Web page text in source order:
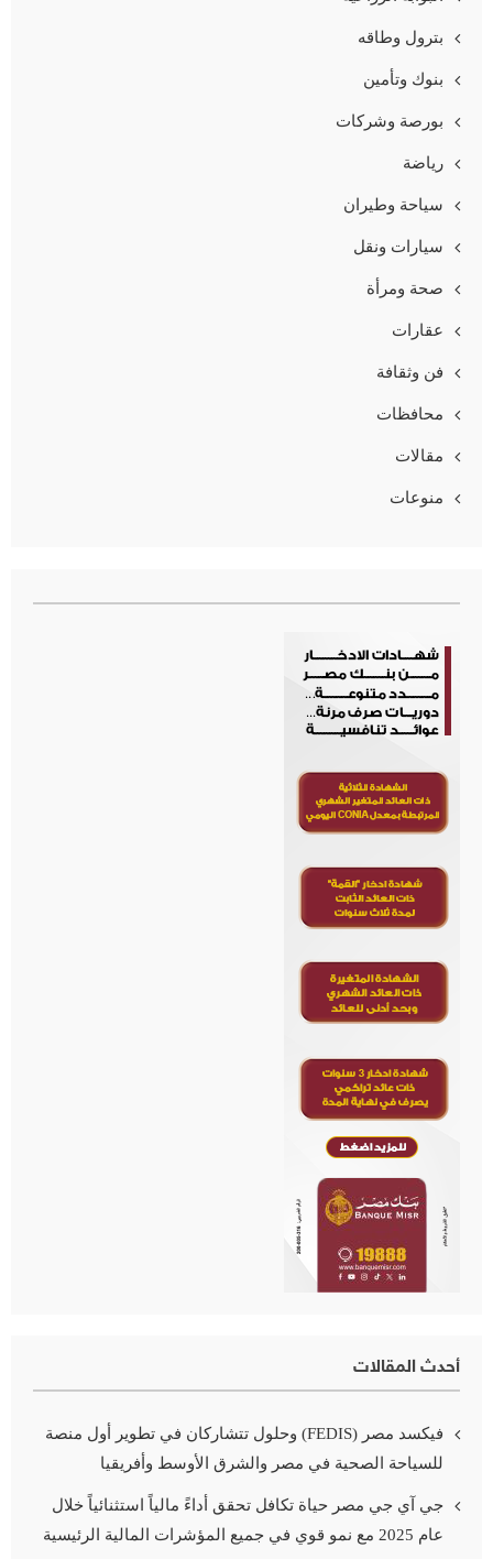
بترول وطاقه
بنوك وتأمين
بورصة وشركات
رياضة
سياحة وطيران
سيارات ونقل
صحة ومرأة
عقارات
فن وثقافة
محافظات
مقالات
منوعات
أحدث المقالات
فيكسد مصر (FEDIS) وحلول تتشاركان في تطوير أول منصة
للسياحة الصحية في مصر والشرق الأوسط وأفريقيا
جي آي جي مصر حياة تكافل تحقق أداءً مالياً استثنائياً خلال
عام 2025 مع نمو قوي في جميع المؤشرات المالية الرئيسية